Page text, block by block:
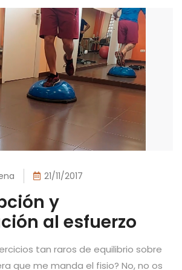
21/11/2017
y
al esfuerzo
tan raros de equilibrio sobre
que me manda el fisio? No, no os